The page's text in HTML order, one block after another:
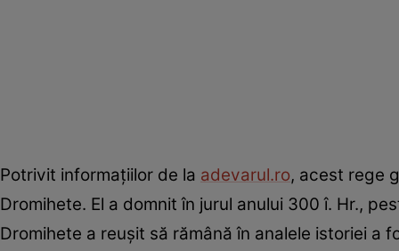
Potrivit informațiilor de la adevarul.ro, acest rege
Dromihete. El a domnit în jurul anului 300 î. Hr.,
Dromihete a reușit să rămână în analele istoriei a